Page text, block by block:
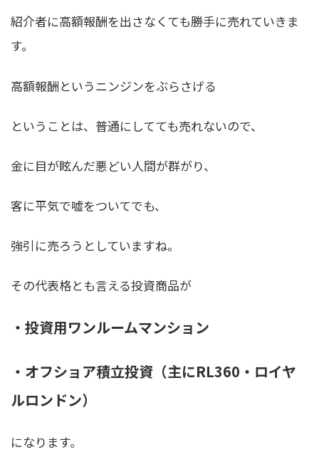
紹介者に高額報酬を出さなくても勝手に売れていきま
す。
高額報酬というニンジンをぶらさげる
ということは、普通にしてても売れないので、
金に目が眩んだ悪どい人間が群がり、
客に平気で嘘をついてでも、
強引に売ろうとしていますね。
その代表格とも言える投資商品が
・投資用ワンルームマンション
・オフショア積立投資（主にRL360・ロイヤ
ルロンドン）
になります。